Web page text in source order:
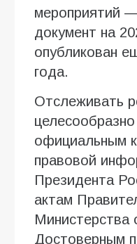
мероприятий
документ на
опубликован
года.
Отслеживать
официальным
правовой
Президента
актам
Министерства
Достоверным